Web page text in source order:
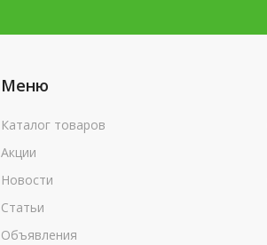
Меню
Каталог товаров
Акции
Новости
Статьи
Объявления